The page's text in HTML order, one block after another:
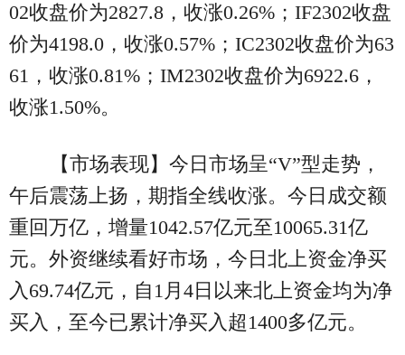
02收盘价为2827.8，收涨0.26%；IF2302收盘
价为4198.0，收涨0.57%；IC2302收盘价为63
61，收涨0.81%；IM2302收盘价为6922.6，
收涨1.50%。
【市场表现】今日市场呈“V”型走势，
午后震荡上扬，期指全线收涨。今日成交额
重回万亿，增量1042.57亿元至10065.31亿
元。外资继续看好市场，今日北上资金净买
入69.74亿元，自1月4日以来北上资金均为净
买入，至今已累计净买入超1400多亿元。